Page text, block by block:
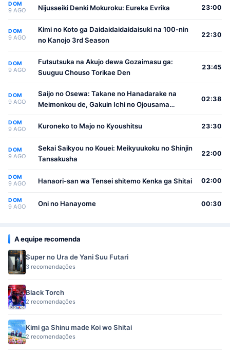
DOM
9 AGO Nijusseiki Denki Mokuroku: Eureka Evrika 23:00
DOM
9 AGO
Kimi no Koto ga Daidaidaidaidaisuki na 100-nin
no Kanojo 3rd Season
22:30
DOM
9 AGO
Futsutsuka na Akujo dewa Gozaimasu ga:
Suuguu Chouso Torikae Den
23:45
DOM
9 AGO
Saijo no Osewa: Takane no Hanadarake na
Meimonkou de, Gakuin Ichi no Ojousama
Osewa suru Koto ni Narimashita
02:38
DOM
9 AGO Kuroneko to Majo no Kyoushitsu 23:30
DOM
9 AGO
Sekai Saikyou no Kouei: Meikyuukoku no Shinjin
Tansakusha
22:00
DOM
9 AGO Hanaori-san wa Tensei shitemo Kenka ga Shitai 02:00
DOM
9 AGO Oni no Hanayome 00:30
A equipe recomenda
Super no Ura de Yani Suu Futari
3 recomendações
Black Torch
2 recomendações
Kimi ga Shinu made Koi wo Shitai
2 recomendações